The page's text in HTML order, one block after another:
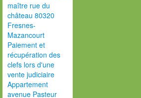
maître rue du
château 80320
Fresnes-
Mazancourt
Paiement et
récupération des
clefs lors d'une
vente judiciaire
Appartement
avenue Pasteur